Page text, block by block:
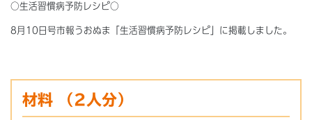
○生活習慣病予防レシピ○
8月10日号市報うおぬま「生活習慣病予防レシピ」に掲載しました。
材料 （2人分）